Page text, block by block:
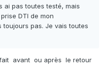
ai pas toutes testé, mais
DTI de mon
pas. Je vais toutes
avant ou après le retour